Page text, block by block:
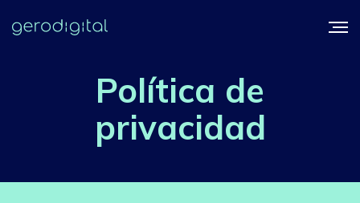
Política de
privacidad